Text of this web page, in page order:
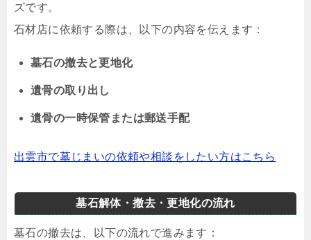
ズです。
石材店に依頼する際は、以下の内容を伝えます：
墓石の撤去と更地化
遺骨の取り出し
遺骨の一時保管または郵送手配
出雲市で墓じまいの依頼や相談をしたい方はこちら
墓石解体・撤去・更地化の流れ
墓石の撤去は、以下の流れで進みます：